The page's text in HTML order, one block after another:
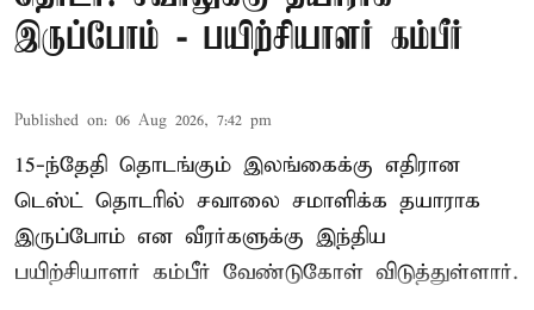
இருப்போம் - பயிற்சியாளர் கம்பீர்
Published on: 06 Aug 2026, 7:42 pm
15-ந்தேதி தொடங்கும் இலங்கைக்கு எதிரான
டெஸ்ட் தொடரில் சவாலை சமாளிக்க தயாராக
இருப்போம் என வீரர்களுக்கு இந்திய
பயிற்சியாளர் கம்பீர் வேண்டுகோள் விடுத்துள்ளார்.